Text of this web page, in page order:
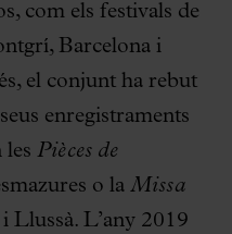
com els festivals de
Barcelona i
el conjunt ha rebut
enregistraments
les Pièces de
o la Missa
Llussà. L’any 2019